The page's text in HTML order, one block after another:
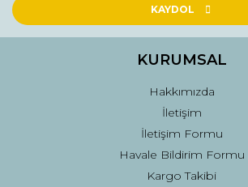
Ürün açıklamasında eksik bilgiler bulunuyor.
Ürün fiyatı diğer sitelerden daha pahalı.
Gönder
KAYDOL
KURUMSAL
Hakkımızda
İletişim
İletişim Formu
Havale Bildirim Formu
Kargo Takibi